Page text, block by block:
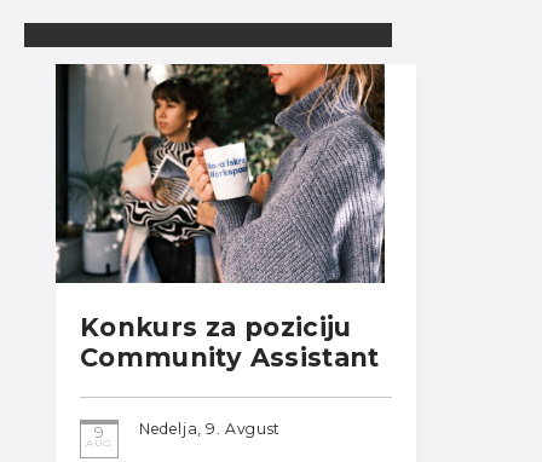
Konkurs za poziciju
Community Assistant
9
AUG
Nedelja, 9. Avgust